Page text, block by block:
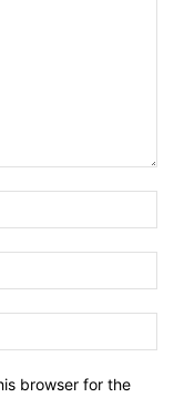
browser for the